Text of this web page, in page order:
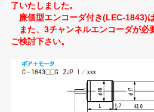
了いたしました。
廉価型エンコーダ付き(LEC-1843)は
また、3チャンネルエンコーダが必
ご検討下さい。